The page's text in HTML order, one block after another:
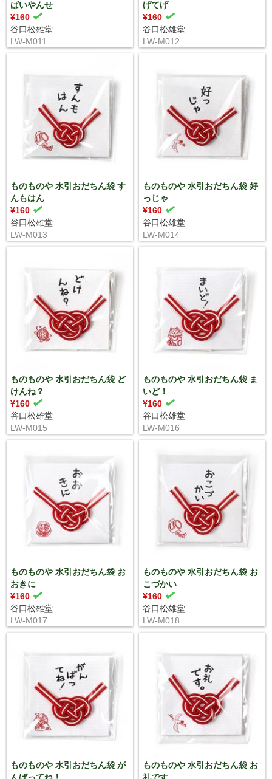
ばいやんせ
¥160
谷口松雄堂
LW-M011
げてげ
¥160
谷口松雄堂
LW-M012
ものものや 水引おだちん袋 す
んもはん
¥160
谷口松雄堂
LW-M013
ものものや 水引おだちん袋 好
っじゃ
¥160
谷口松雄堂
LW-M014
ものものや 水引おだちん袋 ど
けんね？
¥160
谷口松雄堂
LW-M015
ものものや 水引おだちん袋 ま
いど！
¥160
谷口松雄堂
LW-M016
ものものや 水引おだちん袋 お
おきに
¥160
谷口松雄堂
LW-M017
ものものや 水引おだちん袋 お
こづかい
¥160
谷口松雄堂
LW-M018
ものものや 水引おだちん袋 が
ものものや 水引おだちん袋 お